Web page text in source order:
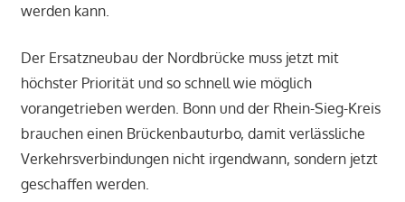
werden kann.
Der Ersatzneubau der Nordbrücke muss jetzt mit
höchster Priorität und so schnell wie möglich
vorangetrieben werden. Bonn und der Rhein-Sieg-Kreis
brauchen einen Brückenbauturbo, damit verlässliche
Verkehrsverbindungen nicht irgendwann, sondern jetzt
geschaffen werden.